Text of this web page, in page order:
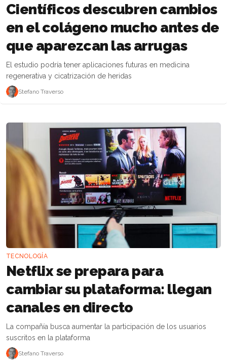
Científicos descubren cambios
en el colágeno mucho antes de
que aparezcan las arrugas
El estudio podría tener aplicaciones futuras en medicina
regenerativa y cicatrización de heridas
Stefano Traverso
TECNOLOGÍA
Netflix se prepara para
cambiar su plataforma: llegan
canales en directo
La compañía busca aumentar la participación de los usuarios
suscritos en la plataforma
Stefano Traverso